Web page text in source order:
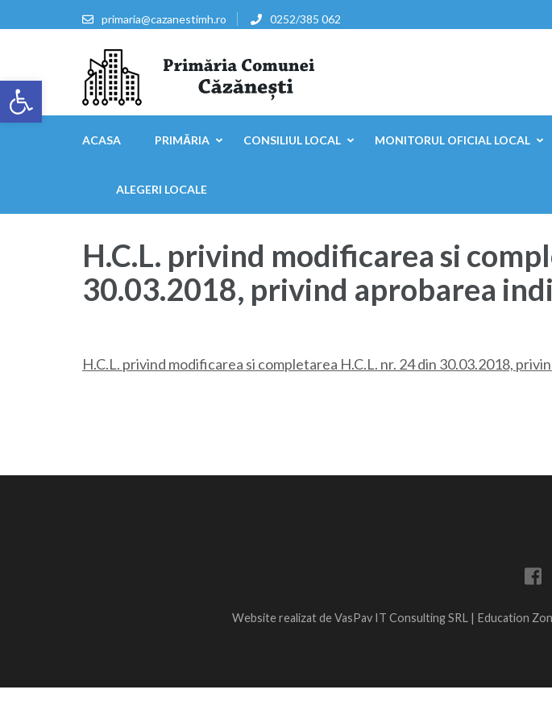
Deschide bara de unelte
la
(apasă
Enter)
primaria@cazanestimh.ro 0252/385 062
Primaria Comunei Căzănești, Mehedinți
ACASA PRIMĂRIA CONSILIUL LOCAL MONITORUL OFICIAL LOCAL
ALEGERI LOCALE
H.C.L. privind modificarea si
30.03.2018, privind aprobarea
H.C.L. privind modificarea si completarea H.C.L. nr. 24 din 30.03.2018,
Website realizat de VasPav IT Consulting SRL | Education